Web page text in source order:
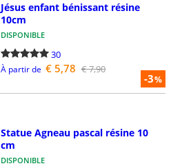
-3%
Jésus enfant bénissant résine
10cm
DISPONIBLE
30
À partir de € 5,78 € 7,90
Statue Agneau pascal résine 10
cm
DISPONIBLE